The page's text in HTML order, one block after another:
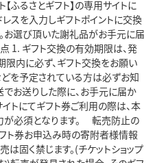
ふるさとギフト】の専用サイトに
レスを入力しギフトポイントに交換
お選び頂いた謝礼品がお手元に届
1. ギフト交換の有効期限は、発
内に必ず、ギフト交換をお願い
を予定されている方は必ずお知
お送りした際に、お手元に届か
トにてギフト券ご利用の際は、本
が必須となります。 転売防止の
フト券お申込み時の寄附者様情報
固く禁じます。(チケットショップ